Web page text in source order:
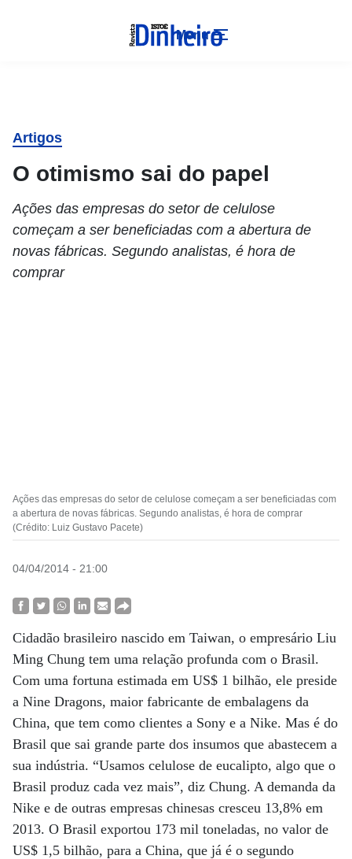
Menu
Artigos
O otimismo sai do papel
Ações das empresas do setor de celulose
começam a ser beneficiadas com a abertura de
novas fábricas. Segundo analistas, é hora de
comprar
Ações das empresas do setor de celulose começam a ser beneficiadas com
a abertura de novas fábricas. Segundo analistas, é hora de comprar
(Crédito: Luiz Gustavo Pacete)
04/04/2014 - 21:00
Cidadão brasileiro nascido em Taiwan, o empresário Liu
Ming Chung tem uma relação profunda com o Brasil.
Com uma fortuna estimada em US$ 1 bilhão, ele preside
a Nine Dragons, maior fabricante de embalagens da
China, que tem como clientes a Sony e a Nike. Mas é do
Brasil que sai grande parte dos insumos que abastecem a
sua indústria. “Usamos celulose de eucalipto, algo que o
Brasil produz cada vez mais”, diz Chung. A demanda da
Nike e de outras empresas chinesas cresceu 13,8% em
2013. O Brasil exportou 173 mil toneladas, no valor de
US$ 1,5 bilhão, para a China, que já é o segundo